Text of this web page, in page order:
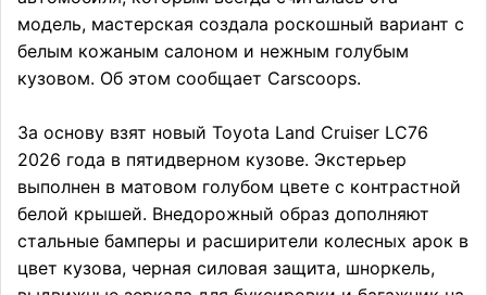
модель, мастерская создала роскошный вариант с
белым кожаным салоном и нежным голубым
кузовом. Об этом сообщает Carscoops.
За основу взят новый Toyota Land Cruiser LC76
2026 года в пятидверном кузове. Экстерьер
выполнен в матовом голубом цвете с контрастной
белой крышей. Внедорожный образ дополняют
стальные бамперы и расширители колесных арок в
цвет кузова, черная силовая защита, шноркель,